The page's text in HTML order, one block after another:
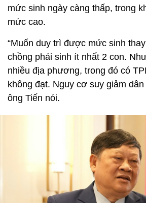
mức sinh ngày càng thấp, trong
mức cao.
“Muốn duy trì được mức sinh
chồng phải sinh ít nhất 2 con.
nhiều địa phương, trong đó có
không đạt. Nguy cơ suy giảm
ông Tiến nói.